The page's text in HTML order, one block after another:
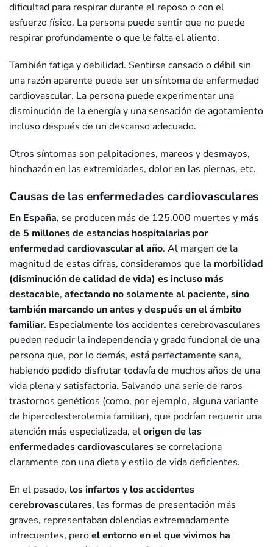
dificultad para respirar durante el reposo o con el
esfuerzo físico. La persona puede sentir que no puede
respirar profundamente o que le falta el aliento.
También fatiga y debilidad. Sentirse cansado o débil sin
una razón aparente puede ser un síntoma de enfermedad
cardiovascular. La persona puede experimentar una
disminución de la energía y una sensación de agotamiento
incluso después de un descanso adecuado.
Otros síntomas son palpitaciones, mareos y desmayos,
hinchazón en las extremidades, dolor en las piernas, etc.
Causas de las enfermedades cardiovasculares
En España, se producen más de 125.000 muertes y más
de 5 millones de estancias hospitalarias por
enfermedad cardiovascular al año. Al margen de la
magnitud de estas cifras, consideramos que la morbilidad
(disminución de calidad de vida) es incluso más
destacable, afectando no solamente al paciente, sino
también marcando un antes y después en el ámbito
familiar. Especialmente los accidentes cerebrovasculares
pueden reducir la independencia y grado funcional de una
persona que, por lo demás, está perfectamente sana,
habiendo podido disfrutar todavía de muchos años de una
vida plena y satisfactoria. Salvando una serie de raros
trastornos genéticos (como, por ejemplo, alguna variante
de hipercolesterolemia familiar), que podrían requerir una
atención más especializada, elorigen de las
enfermedades cardiovasculares se correlaciona
claramente con una dieta y estilo de vida deficientes.
En el pasado, los infartos y los accidentes
cerebrovasculares, las formas de presentación más
graves, representaban dolencias extremadamente
infrecuentes, peroel entorno en el que vivimos ha